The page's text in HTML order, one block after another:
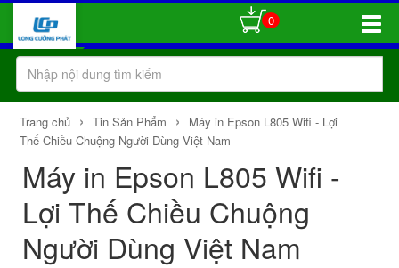
Toggle
0
Trang chủ › Tin Sản Phẩm ›
Máy in Epson L805 Wifi - Lợi
Thế Chiều Chuộng Người Dùng Việt Nam
Máy in Epson L805 Wifi -
Lợi Thế Chiều Chuộng
Người Dùng Việt Nam